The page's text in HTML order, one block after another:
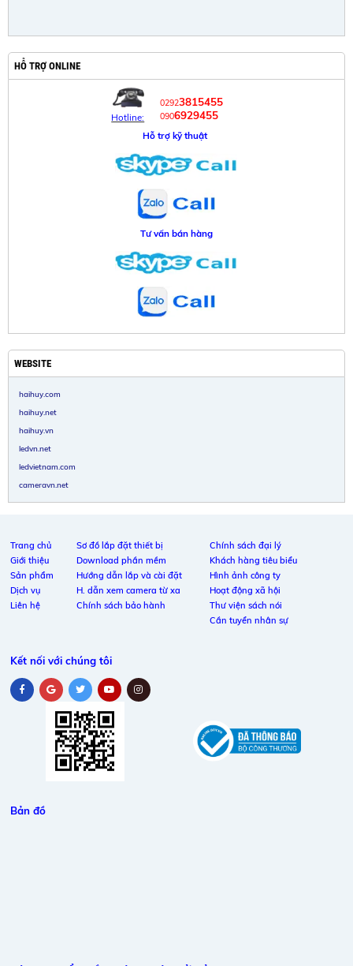
HỖ TRỢ ONLINE
Hotline:
02923815455
0906929455
Hỗ trợ kỹ thuật
Tư vấn bán hàng
WEBSITE
haihuy.com
haihuy.net
haihuy.vn
ledvn.net
ledvietnam.com
cameravn.net
Trang chủ
Giới thiệu
Sản phẩm
Dịch vụ
Liên hệ
Sơ đồ lắp đặt thiết bị
Download phần mềm
Hướng dẫn lắp và cài đặt
H. dẫn xem camera từ xa
Chính sách bảo hành
Chính sách đại lý
Khách hàng tiêu biểu
Hình ảnh công ty
Hoạt động xã hội
Thư viện sách nói
Cần tuyển nhân sự
Kết nối với chúng tôi
Bản đồ